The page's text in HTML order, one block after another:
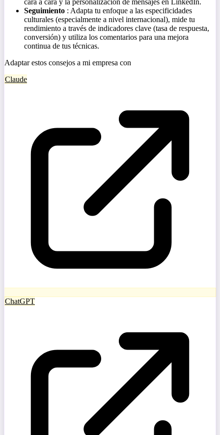
cara a cara y la personalización de mensajes en LinkedIn.
Seguimiento : Adapta tu enfoque a las especificidades
culturales (especialmente a nivel internacional), mide tu
rendimiento a través de indicadores clave (tasa de respuesta,
conversión) y utiliza los comentarios para una mejora
continua de tus técnicas.
Adaptar estos consejos a mi empresa con
Claude
ChatGPT